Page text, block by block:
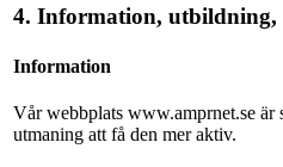
4. Information,
Information
Vår webbplats www.amprnet.se är
utmaning att få den mer aktiv.